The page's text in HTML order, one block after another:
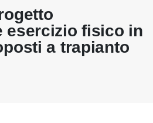
esercizio fisico in
a trapianto